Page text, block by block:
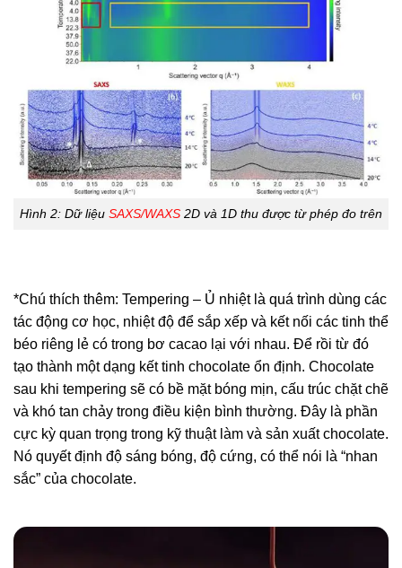
Hình 2: Dữ liệu SAXS/WAXS 2D và 1D thu được từ phép đo trên
*Chú thích thêm: Tempering – Ủ nhiệt là quá trình dùng các
tác động cơ học, nhiệt độ để sắp xếp và kết nối các tinh thể
béo riêng lẻ có trong bơ cacao lại với nhau. Để rồi từ đó
tạo thành một dạng kết tinh chocolate ổn định. Chocolate
sau khi tempering sẽ có bề mặt bóng mịn, cấu trúc chặt chẽ
và khó tan chảy trong điều kiện bình thường. Đây là phần
cực kỳ quan trọng trong kỹ thuật làm và sản xuất chocolate.
Nó quyết định độ sáng bóng, độ cứng, có thể nói là “nhan
sắc” của chocolate.